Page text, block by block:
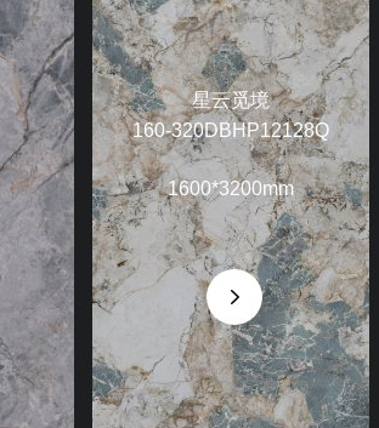
星云觅境
160-320DBHP12128Q
1600*3200mm